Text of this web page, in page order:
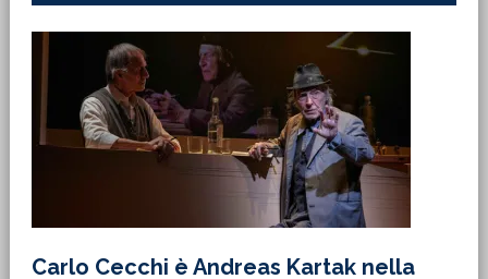
Carlo Cecchi è Andreas Kartak nella